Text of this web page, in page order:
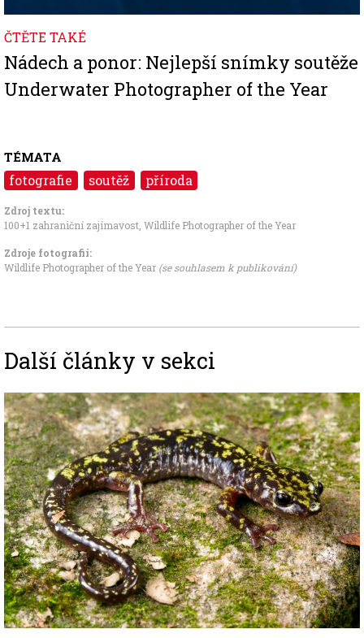
ČTĚTE TAKÉ
Nádech a ponor: Nejlepší snímky soutěže
Underwater Photographer of the Year
TÉMATA
fotografie soutěž příroda
Zdroj textu:
100+1 zahraniční zajímavost Wildlife Photographer of the Year
Zdroje fotografii:
Wildlife Photographer of the Year (se souhlasem k publikování)
Další články v sekci
Image